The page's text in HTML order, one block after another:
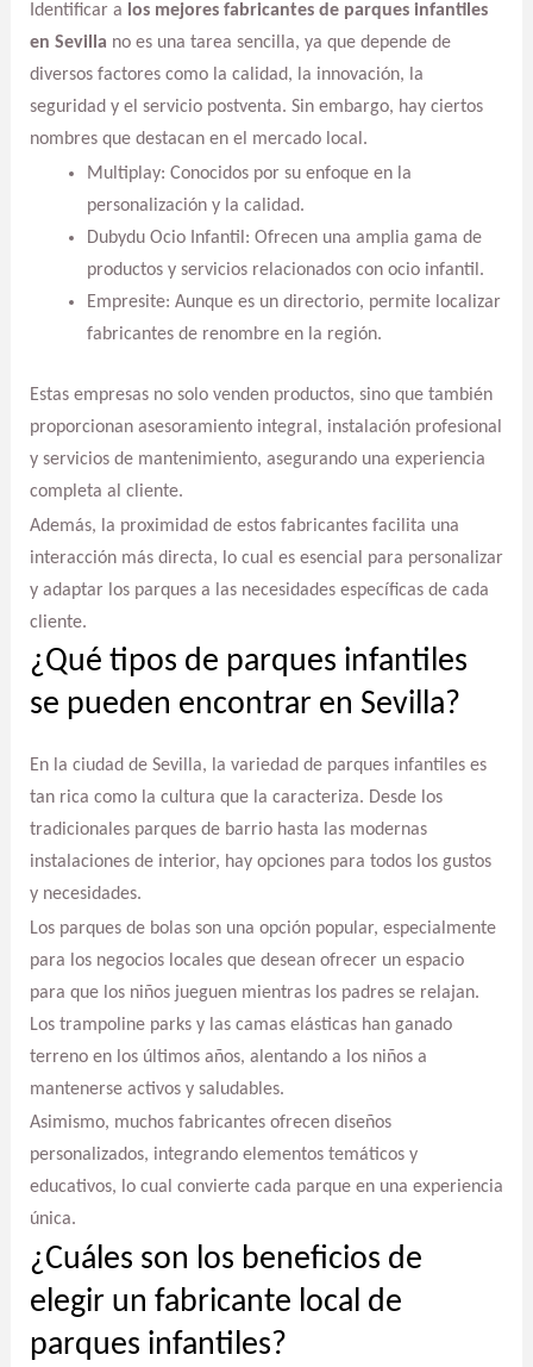
Identificar a los mejores fabricantes de parques infantiles
en Sevilla no es una tarea sencilla, ya que depende de
diversos factores como la calidad, la innovación, la
seguridad y el servicio postventa. Sin embargo, hay ciertos
nombres que destacan en el mercado local.
Multiplay: Conocidos por su enfoque en la
personalización y la calidad.
Dubydu Ocio Infantil: Ofrecen una amplia gama de
productos y servicios relacionados con ocio infantil.
Empresite: Aunque es un directorio, permite localizar
fabricantes de renombre en la región.
Estas empresas no solo venden productos, sino que también
proporcionan asesoramiento integral, instalación profesional
y servicios de mantenimiento, asegurando una experiencia
completa al cliente.
Además, la proximidad de estos fabricantes facilita una
interacción más directa, lo cual es esencial para personalizar
y adaptar los parques a las necesidades específicas de cada
cliente.
¿Qué tipos de parques infantiles
se pueden encontrar en Sevilla?
En la ciudad de Sevilla, la variedad de parques infantiles es
tan rica como la cultura que la caracteriza. Desde los
tradicionales parques de barrio hasta las modernas
instalaciones de interior, hay opciones para todos los gustos
y necesidades.
Los parques de bolas son una opción popular, especialmente
para los negocios locales que desean ofrecer un espacio
para que los niños jueguen mientras los padres se relajan.
Los trampoline parks y las camas elásticas han ganado
terreno en los últimos años, alentando a los niños a
mantenerse activos y saludables.
Asimismo, muchos fabricantes ofrecen diseños
personalizados, integrando elementos temáticos y
educativos, lo cual convierte cada parque en una experiencia
única.
¿Cuáles son los beneficios de
elegir un fabricante local de
parques infantiles?